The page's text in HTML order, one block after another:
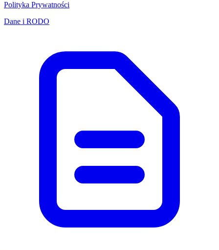
Polityka Prywatności
Dane i RODO